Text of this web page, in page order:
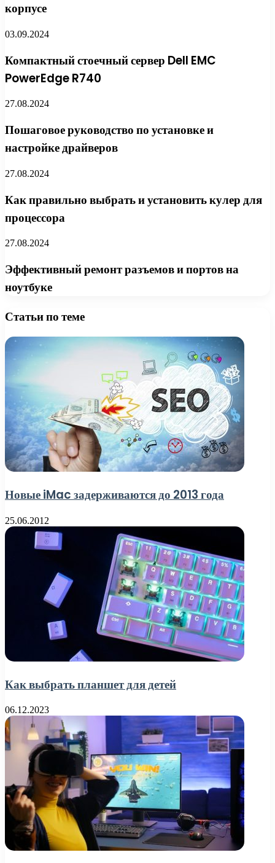
корпусе
03.09.2024
Компактный стоечный сервер Dell EMC
PowerEdge R740
27.08.2024
Пошаговое руководство по установке и
настройке драйверов
27.08.2024
Как правильно выбрать и установить кулер для
процессора
27.08.2024
Эффективный ремонт разъемов и портов на
ноутбуке
Статьи по теме
Новые iMac задерживаются до 2013 года
25.06.2012
Как выбрать планшет для детей
06.12.2023